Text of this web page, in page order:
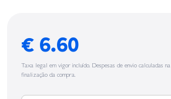
€ 6.60
Taxa legal em vigor incluído. Despesas de envio calculadas na
finalização da compra.